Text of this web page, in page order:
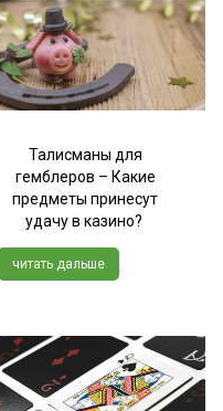
Талисманы для
гемблеров – Какие
предметы принесут
удачу в казино?
читать дальше